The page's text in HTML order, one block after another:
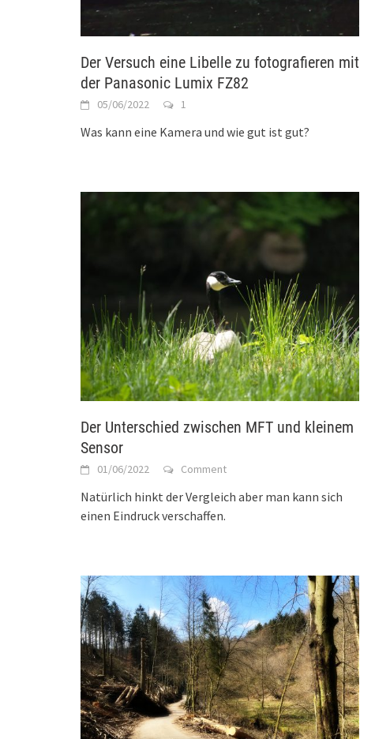
Der Versuch eine Libelle zu fotografieren mit
der Panasonic Lumix FZ82
05/06/2022 1
Was kann eine Kamera und wie gut ist gut?
Der Unterschied zwischen MFT und kleinem
Sensor
01/06/2022 Comment
Natürlich hinkt der Vergleich aber man kann sich
einen Eindruck verschaffen.